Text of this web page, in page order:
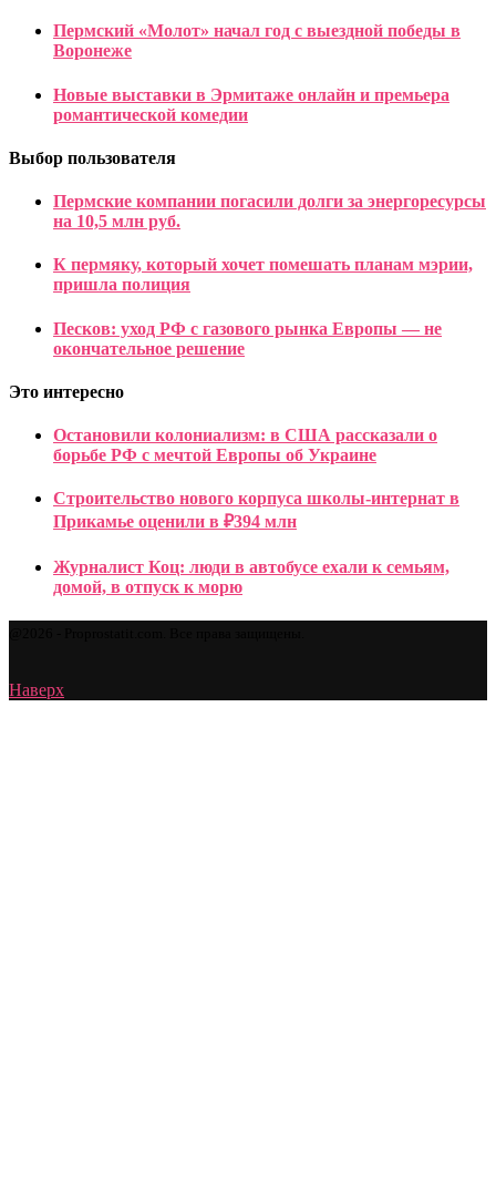
Пермский «Молот» начал год с выездной победы в
Воронеже
Новые выставки в Эрмитаже онлайн и премьера
романтической комедии
Выбор пользователя
Пермские компании погасили долги за энергоресурсы
на 10,5 млн руб.
К пермяку, который хочет помешать планам мэрии,
пришла полиция
Песков: уход РФ с газового рынка Европы — не
окончательное решение
Это интересно
Остановили колониализм: в США рассказали о
борьбе РФ с мечтой Европы об Украине
Строительство нового корпуса школы-интернат в
Прикамье оценили в ₽394 млн
Журналист Коц: люди в автобусе ехали к семьям,
домой, в отпуск к морю
Наверх